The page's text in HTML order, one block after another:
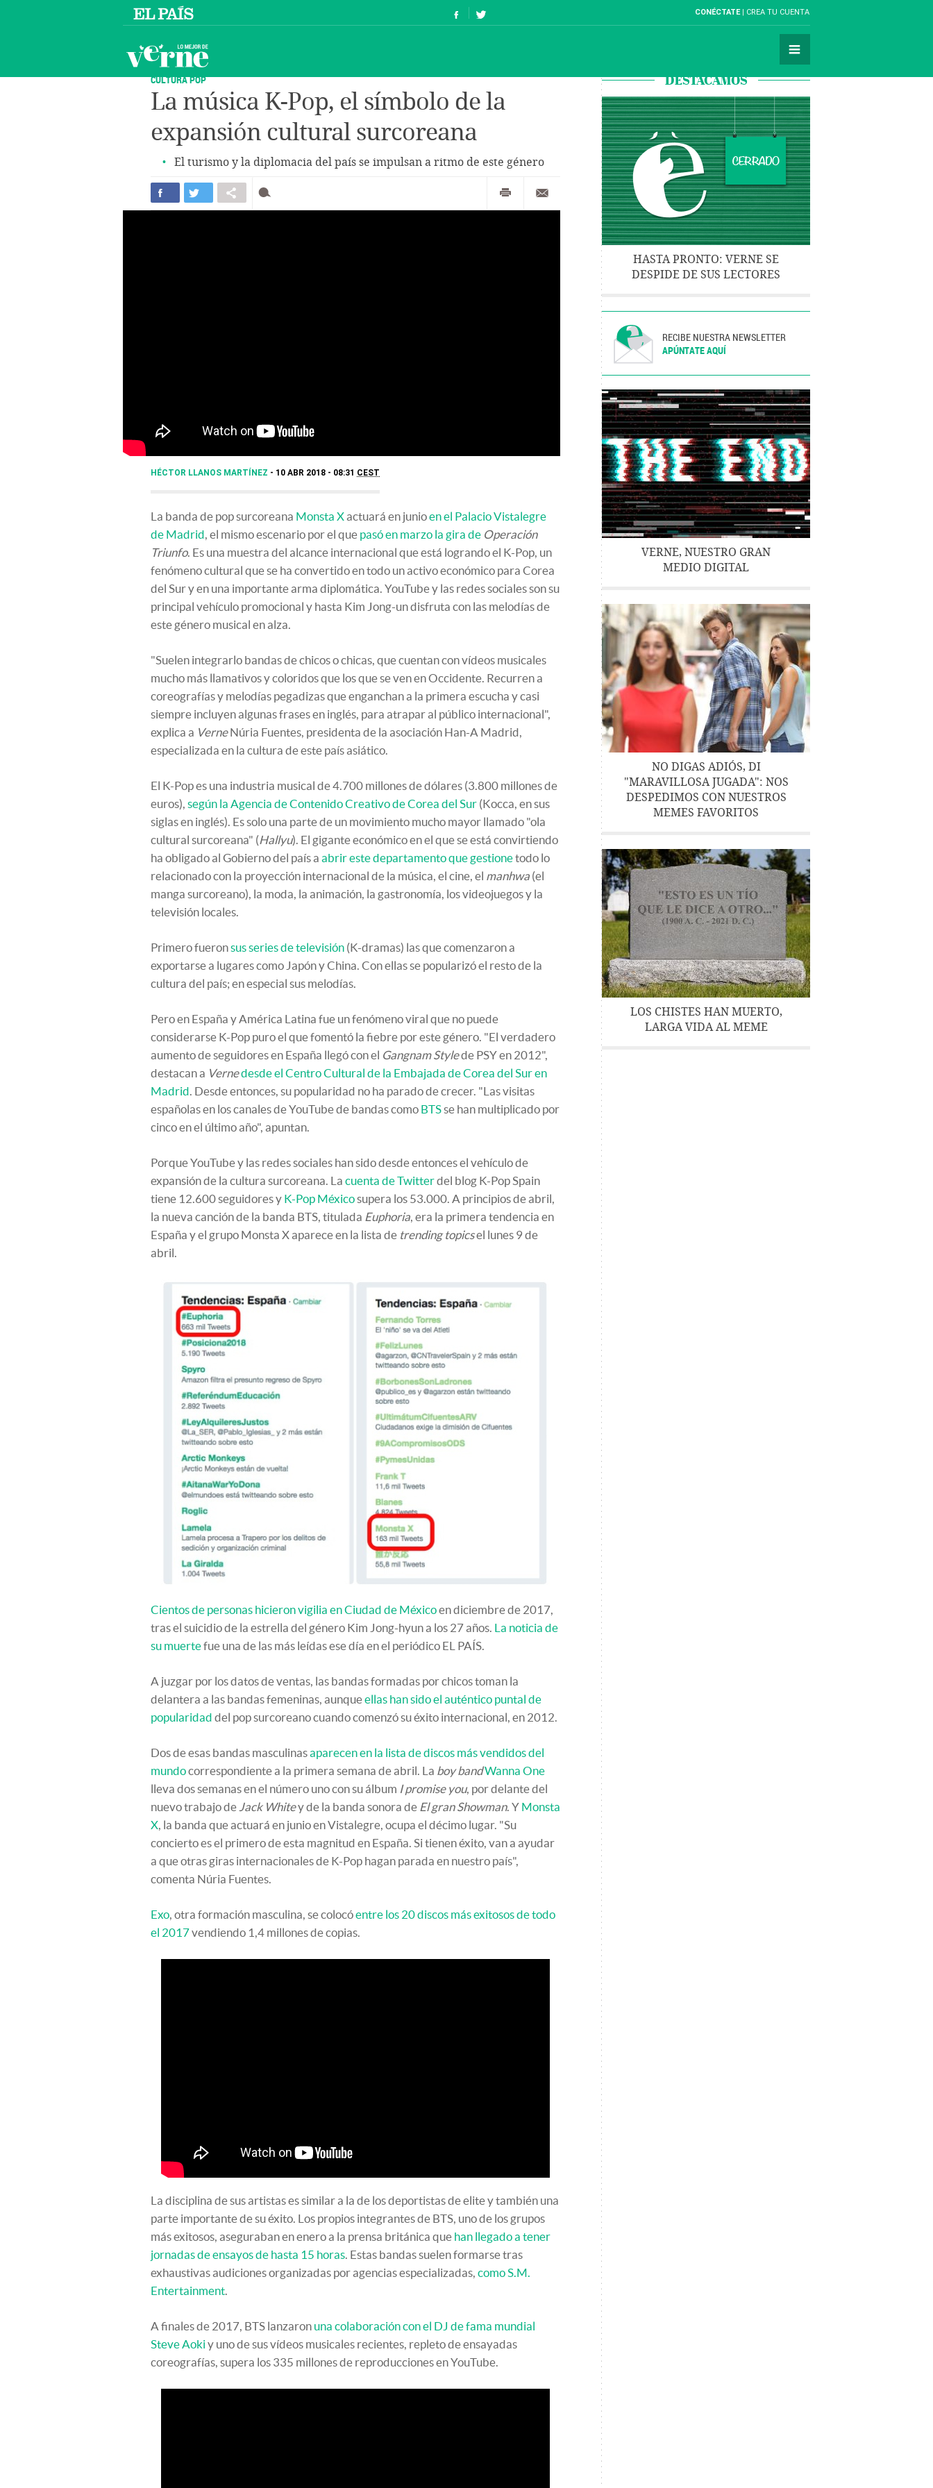
CONÉCTATE CREA TU CUENTA
CULTURA POP
La música K-Pop, el símbolo de la
expansión cultural surcoreana
El turismo y la diplomacia del país se impulsan a ritmo de este género
HÉCTOR LLANOS MARTÍNEZ 10 ABR 2018 - 08:31 CEST
La banda de pop surcoreana Monsta Xactuará en junioen el Palacio Vistalegre
de Madrid, el mismo escenario por el que pasó en marzo la gira de Operación
Triunfo. Es una muestra del alcance internacional que está logrando el K-Pop, un
fenómeno cultural que se ha convertido en todo un activo económico para Corea
del Sur y en una importante arma diplomática. YouTube y las redes sociales son su
principal vehículo promocional y hasta Kim Jong-un disfruta con las melodías de
este género musical en alza.
"Suelen integrarlo bandas de chicos o chicas, que cuentan con vídeos musicales
mucho más llamativos y coloridos que los que se ven en Occidente. Recurren a
coreografías y melodías pegadizas que enganchan a la primera escucha y casi
siempre incluyen algunas frases en inglés, para atrapar al público internacional",
explica a VerneNúria Fuentes, presidenta de la asociación Han-A Madrid,
especializada en la cultura de este país asiático.
El K-Pop es una industria musical de 4.700 millones de dólares (3.800 millones de
euros), según la Agencia de Contenido Creativo de Corea del Sur (Kocca, en sus
siglas en inglés). Es solo una parte de un movimiento mucho mayor llamado "ola
cultural surcoreana" (Hallyu). El gigante económico en el que se está convirtiendo
ha obligado al Gobierno del país a abrir este departamento que gestionetodo lo
relacionado con la proyección internacional de la música, el cine, el manhwa (el
manga surcoreano), la moda, la animación, la gastronomía, los videojuegos y la
televisión locales.
Primero fueronsus series de televisión (K-dramas) las que comenzaron a
exportarse a lugares como Japón y China. Con ellas se popularizó el resto de la
cultura del país; en especial sus melodías.
Pero en España y América Latina fue un fenómeno viral que no puede
considerarse K-Pop puro el que fomentó la fiebre por este género. "El verdadero
aumento de seguidores en España llegó con el Gangnam Stylede PSY en 2012",
destacan a Vernedesde el Centro Cultural de la Embajada de Corea del Sur en
Madrid. Desde entonces, su popularidad no ha parado de crecer. "Las visitas
españolas en los canales de YouTube de bandas como BTSse han multiplicado por
cinco en el último año", apuntan.
Porque YouTube y las redes sociales han sido desde entonces el vehículo de
expansión de la cultura surcoreana. La cuenta de Twitterdel blog K-Pop Spain
tiene 12.600 seguidores y K-Pop Méxicosupera los 53.000. A principios de abril,
la nueva canción de la banda BTS, titulada Euphoria, era la primera tendencia en
España y el grupo Monsta X aparece en la lista de trending topicsel lunes 9 de
abril.
Cientos de personas hicieron vigilia en Ciudad de Méxicoen diciembre de 2017,
tras el suicidio de la estrella del género Kim Jong-hyun a los 27 años. La noticia de
su muertefue una de las más leídas ese día en el periódico EL PAÍS.
A juzgar por los datos de ventas, las bandas formadas por chicos toman la
delantera a las bandas femeninas, aunqueellas han sido el auténtico puntal de
popularidad del pop surcoreano cuando comenzó su éxito internacional, en 2012.
Dos de esas bandas masculinasaparecen en la lista de discos más vendidos del
mundocorrespondiente a la primera semana de abril. La boy bandWanna One
lleva dos semanas en el número uno con su álbum I promise you, por delante del
nuevo trabajo de Jack Whitey de la banda sonora de El gran Showman. Y Monsta
X, la banda que actuará en junio en Vistalegre, ocupa el décimo lugar. "Su
concierto es el primero de esta magnitud en España. Si tienen éxito, van a ayudar
a que otras giras internacionales de K-Pop hagan parada en nuestro país",
comenta Núria Fuentes.
Exo, otra formación masculina, se colocóentre los 20 discos más exitosos de todo
el 2017vendiendo 1,4 millones de copias.
La disciplina de sus artistas es similar a la de los deportistas de elite y también una
parte importante de su éxito. Los propios integrantes de BTS, uno de los grupos
más exitosos, aseguraban en enero a la prensa británica que han llegado a tener
jornadas de ensayos de hasta 15 horas. Estas bandas suelen formarse tras
exhaustivas audiciones organizadas por agencias especializadas, como S.M.
Entertainment.
A finales de 2017, BTS lanzaron una colaboración con el DJ de fama mundial
Steve Aokiy uno de sus vídeos musicales recientes, repleto de ensayadas
coreografías, supera los 335 millones de reproducciones en YouTube.
DESTACAMOS
HASTA PRONTO: VERNE SE
DESPIDE DE SUS LECTORES
RECIBE NUESTRA NEWSLETTER
APÚNTATE AQUÍ
VERNE, NUESTRO GRAN
MEDIO DIGITAL
NO DIGAS ADIÓS, DI
"MARAVILLOSA JUGADA": NOS
DESPEDIMOS CON NUESTROS
MEMES FAVORITOS
LOS CHISTES HAN MUERTO,
LARGA VIDA AL MEME